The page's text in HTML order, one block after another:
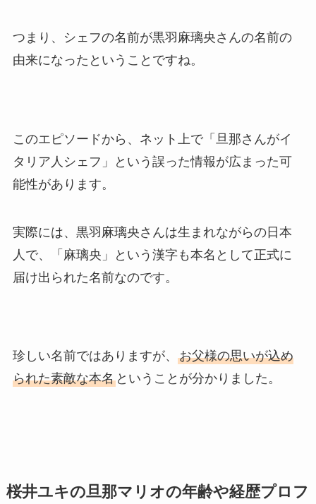
つまり、シェフの名前が黒羽麻璃央さんの名前の
由来になったということですね。
このエピソードから、ネット上で「旦那さんがイ
タリア人シェフ」という誤った情報が広まった可
能性があります。
実際には、黒羽麻璃央さんは生まれながらの日本
人で、「麻璃央」という漢字も本名として正式に
届け出られた名前なのです。
珍しい名前ではありますが、 お父様の思いが込め
られた素敵な本名ということが分かりました。
桜井ユキの旦那マリオの年齢や経歴プロフ